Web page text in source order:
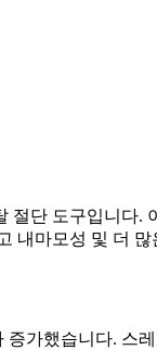
단 도구입니다
마모성 및 더
가했습니다.